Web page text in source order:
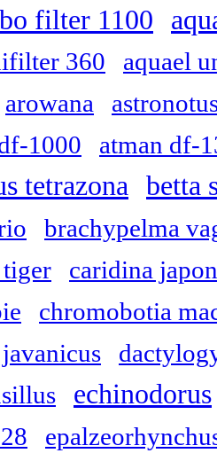
filter 1100
360 aquael
arowana
1000
atman df-
tetrazona betta
brachypelma
tiger
caridina
chromobotia
echinodorus